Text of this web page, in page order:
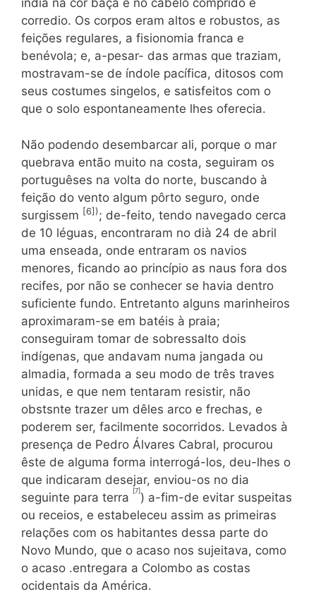
índia na côr ba­ça e no cabelo comprido e
corredio. Os corpos eram altos e robus­tos, as
feições regulares, a fisionomia franca e
benévola; e, a-pesar- das armas que traziam,
mostravam-se de índole pacífica, ditosos com
seus costumes singelos, e satisfeitos com o
que o solo espon­taneamente lhes oferecia.
Não podendo desembarcar ali, porque o mar
quebrava então muito na costa, seguiram os
portuguêses na volta do norte, buscando à
feição do vento algum pôrto seguro, onde
surgissem [6]); de-feito, tendo navegado cerca
de 10 léguas, encontraram no dià 24 de abril
uma enseada, onde entraram os navios
menores, fican­do ao princípio as naus fora dos
recifes, por não se conhecer se ha­via dentro
suficiente fundo. Entretanto alguns marinheiros
aproxi­maram-se em batéis à praia;
conseguiram tomar de sobressalto dois
indígenas, que andavam numa jangada ou
almadia, formada a seu modo de três traves
unidas, e que nem tentaram resistir, não
obstsnte trazer um dêles arco e frechas, e
poderem ser, facilmente socorridos. Levados à
presença de Pedro Álvares Cabral, procurou
êste de alguma forma interrogá-los, deu-lhes o
que indicaram dese­jar, enviou-os no dia
seguinte para terra
[7]) a-fim-de evitar suspei­tas
ou receios, e estabeleceu assim as primeiras
relações com os ha­bitantes dessa parte do
Novo Mundo, que o acaso nos sujeitava, co­mo
o acaso .entregara a Colombo as costas
ocidentais da América.